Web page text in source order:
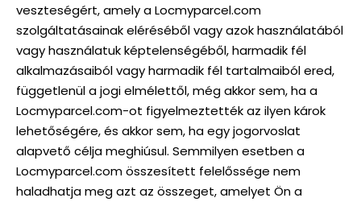
veszteségért, amely a Locmyparcel.com
szolgáltatásainak eléréséből vagy azok használatából
vagy használatuk képtelenségéből, harmadik fél
alkalmazásaiból vagy harmadik fél tartalmaiból ered,
függetlenül a jogi elmélettől, még akkor sem, ha a
Locmyparcel.com-ot figyelmeztették az ilyen károk
lehetőségére, és akkor sem, ha egy jogorvoslat
alapvető célja meghiúsul. Semmilyen esetben a
Locmyparcel.com összesített felelőssége nem
haladhatja meg azt az összeget, amelyet Ön a